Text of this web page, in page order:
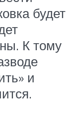
будет
К тому
и